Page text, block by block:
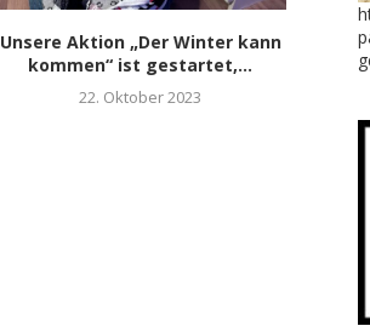
Unsere Aktion „Der Winter kann
kommen“ ist gestartet,...
22. Oktober 2023